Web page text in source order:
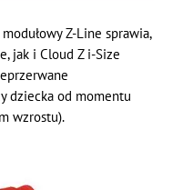
Z-Line sprawia,
jak i Cloud Z i-Size
dziecka od momentu
wzrostu).